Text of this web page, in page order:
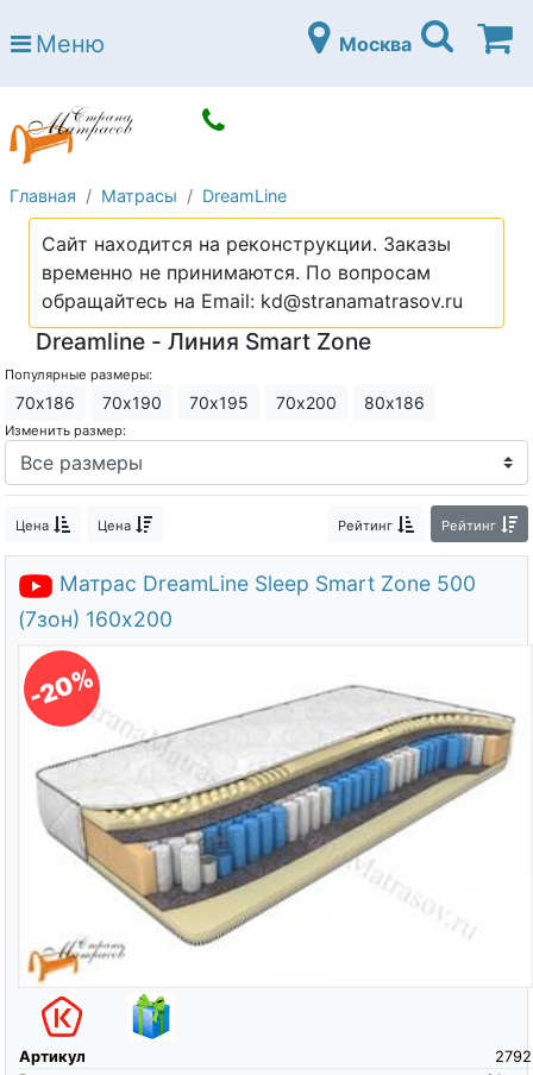
Страна матрасов
Open submenu (Матрасы)
Open submenu (Кровати)
Кровати
Open submenu (Аксессуары)
Open submenu (Диваны)
Диваны
Open submenu (Постельное белье)
Постельное белье
Open submenu (Мебель)
Мебель
Open submenu (Основания)
Основания
Open submenu (Детские матрасы)
Детские матрасы
Open submenu (Детские кровати)
Open submenu (Шкафы)
Шкафы
Контакты
Меню Москва
Главная Матрасы DreamLine
Сайт находится на реконструкции. Заказы
временно не принимаются. По вопросам
обращайтесь на Email: kd@stranamatrasov.ru
Dreamline - Линия Smart Zone
Популярные размеры:
70х186 70х190 70х195 70х200 80х186
Изменить размер:
Цена Цена Рейтинг Рейтинг
Матрас DreamLine Sleep Smart Zone 500
(7зон) 160х200
-20%
Артикул
2792